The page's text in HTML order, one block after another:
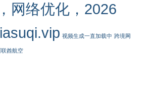
网络优化，2026
视频生成一直加载中 跨境网
联酋航空